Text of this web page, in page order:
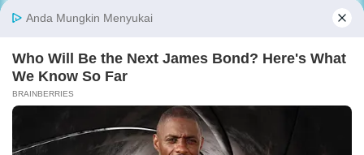
serta terverifikasi dari sumber yang tepat.
Follow Kabarbaru